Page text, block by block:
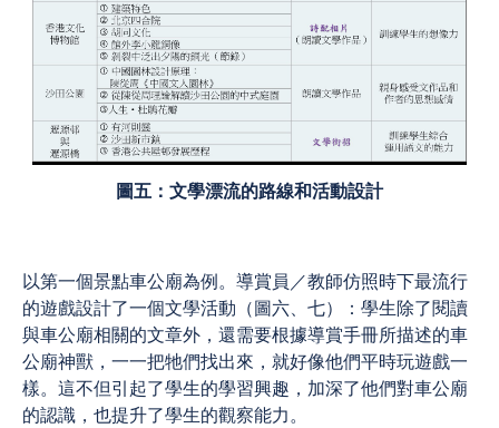
圖五：文學漂流的路線和活動設計
以第一個景點車公廟為例。導賞員／教師仿照時下最流行
的遊戲設計了一個文學活動（圖六、七）：學生除了閱讀
與車公廟相關的文章外，還需要根據導賞手冊所描述的車
公廟神獸，一一把牠們找出來，就好像他們平時玩遊戲一
樣。這不但引起了學生的學習興趣，加深了他們對車公廟
的認識，也提升了學生的觀察能力。